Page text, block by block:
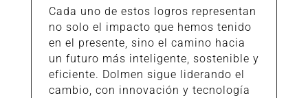
Cada uno de estos logros representan
no solo el impacto que hemos tenido
en el presente, sino el camino hacia
un futuro más inteligente, sostenible y
eficiente. Dolmen sigue liderando el
cambio, con innovación y tecnología